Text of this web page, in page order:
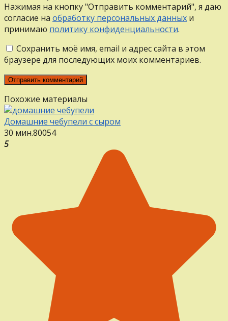
Нажимая на кнопку "Отправить комментарий", я даю
согласие на обработку персональных данных и
принимаю политику конфиденциальности.
Сохранить моё имя, email и адрес сайта в этом
браузере для последующих моих комментариев.
Похожие материалы
Домашние чебупели с сыром
30 мин.80054
5